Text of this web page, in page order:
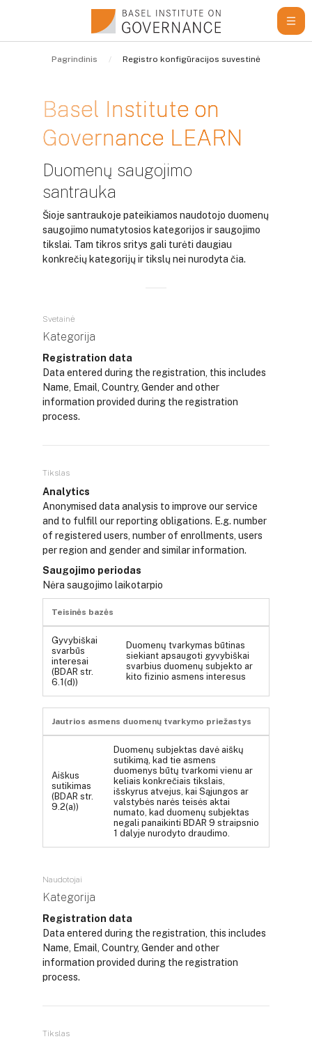
Pagrindinis Registro konfigūracijos suvestinė
Basel Institute on
Governance LEARN
Duomenų saugojimo
santrauka
Šioje santraukoje pateikiamos naudotojo duomenų
saugojimo numatytosios kategorijos ir saugojimo
tikslai. Tam tikros sritys gali turėti daugiau
konkrečių kategorijų ir tikslų nei nurodyta čia.
Svetainė
Kategorija
Registration data
Data entered during the registration, this includes
Name, Email, Country, Gender and other
information provided during the registration
process.
Tikslas
Analytics
Anonymised data analysis to improve our service
and to fulfill our reporting obligations. E.g. number
of registered users, number of enrollments, users
per region and gender and similar information.
Saugojimo periodas
Nėra saugojimo laikotarpio
Teisinės bazės
Gyvybiškai
svarbūs
interesai
(BDAR str.
6.1(d))
Duomenų tvarkymas būtinas
siekiant apsaugoti gyvybiškai
svarbius duomenų subjekto ar
kito fizinio asmens interesus
Jautrios asmens duomenų tvarkymo priežastys
Aiškus
sutikimas
(BDAR str.
9.2(a))
Duomenų subjektas davė aiškų
sutikimą, kad tie asmens
duomenys būtų tvarkomi vienu ar
keliais konkrečiais tikslais,
išskyrus atvejus, kai Sąjungos ar
valstybės narės teisės aktai
numato, kad duomenų subjektas
negali panaikinti BDAR 9 straipsnio
1 dalyje nurodyto draudimo.
Naudotojai
Kategorija
Registration data
Data entered during the registration, this includes
Name, Email, Country, Gender and other
information provided during the registration
process.
Tikslas